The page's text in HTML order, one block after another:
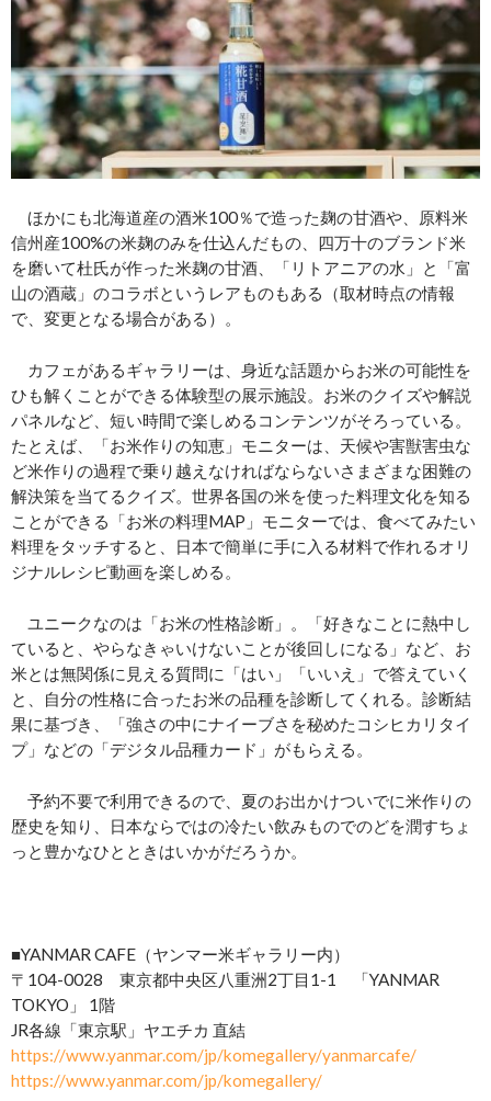
ほかにも北海道産の酒米100％で造った麹の甘酒や、原料米
信州産100%の米麹のみを仕込んだもの、四万十のブランド米
を磨いて杜氏が作った米麹の甘酒、「リトアニアの水」と「富
山の酒蔵」のコラボというレアものもある（取材時点の情報
で、変更となる場合がある）。
カフェがあるギャラリーは、⾝近な話題からお⽶の可能性を
ひも解くことができる体験型の展⽰施設。お米のクイズや解説
パネルなど、短い時間で楽しめるコンテンツがそろっている。
たとえば、「お⽶作りの知恵」モニターは、天候や害獣害⾍な
ど⽶作りの過程で乗り越えなければならないさまざまな困難の
解決策を当てるクイズ。世界各国の米を使った料理文化を知る
ことができる「お⽶の料理MAP」モニターでは、食べてみたい
料理をタッチすると、日本で簡単に手に入る材料で作れるオリ
ジナルレシピ動画を楽しめる。
ユニークなのは「お⽶の性格診断」。「好きなことに熱中し
ていると、やらなきゃいけないことが後回しになる」など、お
米とは無関係に見える質問に「はい」「いいえ」で答えていく
と、自分の性格に合ったお⽶の品種を診断してくれる。診断結
果に基づき、「強さの中にナイーブさを秘めたコシヒカリタイ
プ」などの「デジタル品種カード」がもらえる。
予約不要で利用できるので、夏のお出かけついでに米作りの
歴史を知り、日本ならではの冷たい飲みものでのどを潤すちょ
っと豊かなひとときはいかがだろうか。
■YANMAR CAFE（ヤンマー⽶ギャラリー内）
〒104-0028 東京都中央区八重洲2丁目1-1 「YANMAR
TOKYO」 1階
JR各線「東京駅」ヤエチカ 直結
https://www.yanmar.com/jp/komegallery/yanmarcafe/
https://www.yanmar.com/jp/komegallery/